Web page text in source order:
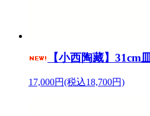
【小西陶藏】31cm皿
17,000円(税込18,700円)